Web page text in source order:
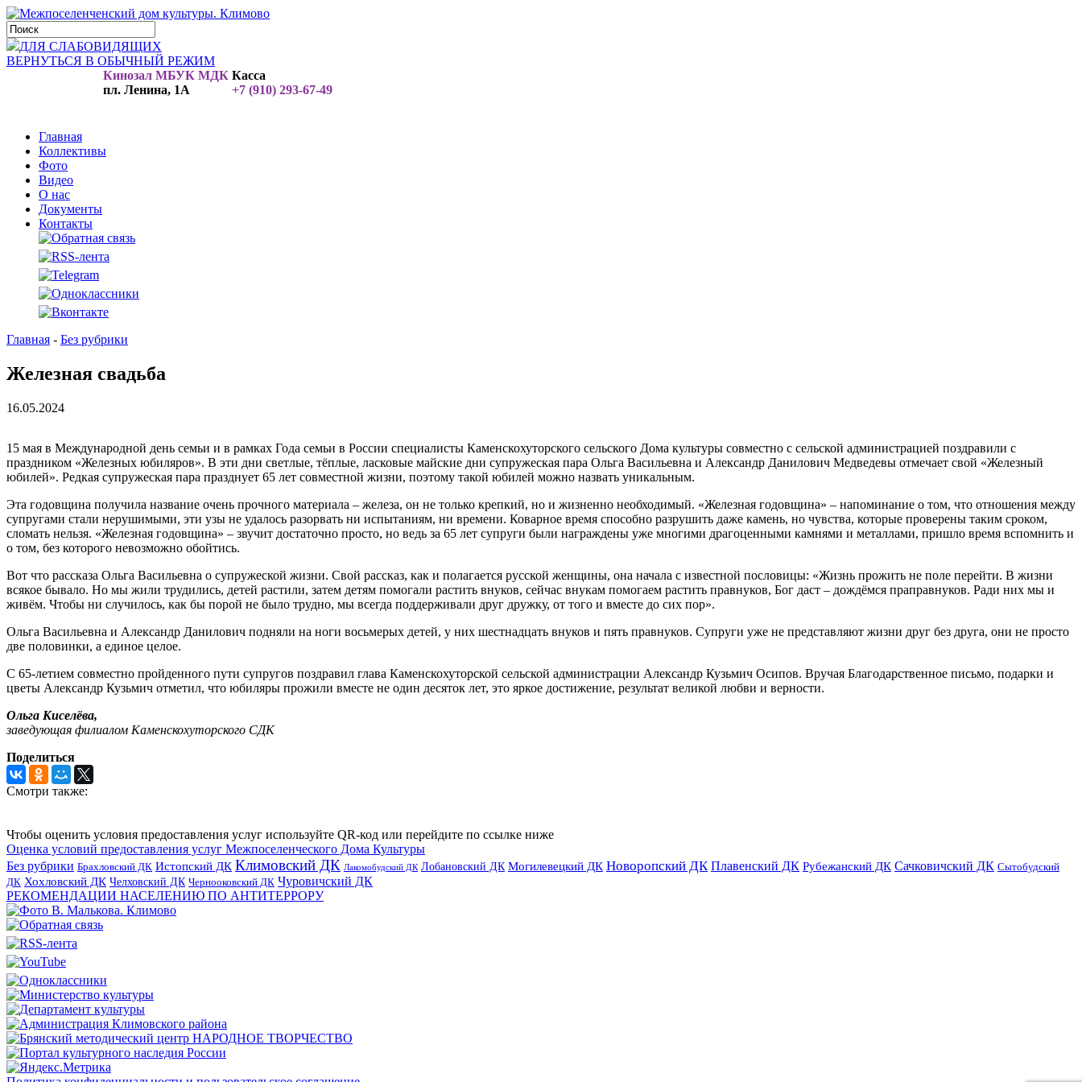
ДЛЯ СЛАБОВИДЯЩИХ
ВЕРНУТЬСЯ В ОБЫЧНЫЙ РЕЖИМ
Кинозал МБУК МДК
пл. Ленина, 1А
Касса
+7 (910) 293-67-49
Главная
Коллективы
Фото
Видео
О нас
Документы
Контакты
Главная - Без рубрики
Железная свадьба
16.05.2024
15 мая в Международной день семьи и в рамках Года семьи в России специалисты Каменскохуторского сельского Дома культуры совместно с сельской администрацией поздравили с
праздником «Железных юбиляров». В эти дни светлые, тёплые, ласковые майские дни супружеская пара Ольга Васильевна и Александр Данилович Медведевы отмечает свой «Железный
юбилей». Редкая супружеская пара празднует 65 лет совместной жизни, поэтому такой юбилей можно назвать уникальным.
Эта годовщина получила название очень прочного материала – железа, он не только крепкий, но и жизненно необходимый. «Железная годовщина» – напоминание о том, что отношения между
супругами стали нерушимыми, эти узы не удалось разорвать ни испытаниям, ни времени. Коварное время способно разрушить даже камень, но чувства, которые проверены таким сроком,
сломать нельзя. «Железная годовщина» – звучит достаточно просто, но ведь за 65 лет супруги были награждены уже многими драгоценными камнями и металлами, пришло время вспомнить и
о том, без которого невозможно обойтись.
Вот что рассказа Ольга Васильевна о супружеской жизни. Свой рассказ, как и полагается русской женщины, она начала с известной пословицы: «Жизнь прожить не поле перейти. В жизни
всякое бывало. Но мы жили трудились, детей растили, затем детям помогали растить внуков, сейчас внукам помогаем растить правнуков, Бог даст – дождёмся праправнуков. Ради них мы и
живём. Чтобы ни случилось, как бы порой не было трудно, мы всегда поддерживали друг дружку, от того и вместе до сих пор».
Ольга Васильевна и Александр Данилович подняли на ноги восьмерых детей, у них шестнадцать внуков и пять правнуков. Супруги уже не представляют жизни друг без друга, они не просто
две половинки, а единое целое.
С 65-летием совместно пройденного пути супругов поздравил глава Каменскохуторской сельской администрации Александр Кузьмич Осипов. Вручая Благодарственное письмо, подарки и
цветы Александр Кузьмич отметил, что юбиляры прожили вместе не один десяток лет, это яркое достижение, результат великой любви и верности.
Ольга Киселёва,
заведующая филиалом Каменскохуторского СДК
Поделиться
Смотри также:
Чтобы оценить условия предоставления услуг используйте QR-код или перейдите по ссылке ниже
Оценка условий предоставления услуг Межпоселенческого Дома Культуры
Без рубрики Брахловский ДК Истопский ДК Климовский ДК Лакомобудский ДК Лобановский ДК Могилевецкий ДК Новоропский ДК Плавенский ДК Рубежанский ДК Сачковичский ДК Сытобудский
ДК Хохловский ДК Челховский ДК Чернооковский ДК Чуровичский ДК
РЕКОМЕНДАЦИИ НАСЕЛЕНИЮ ПО АНТИТЕРРОРУ